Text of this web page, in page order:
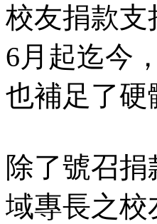
校友捐款支
6月起迄今
也補足了硬
除了號召
域專長之校